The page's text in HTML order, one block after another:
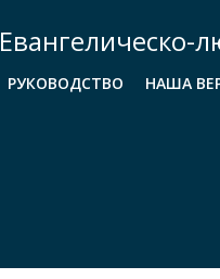
Евангелическо-
РУКОВОДСТВО НАША